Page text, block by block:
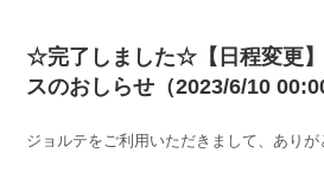
☆完了しました☆【日程変更
スのおしらせ（2023/6/10
ジョルテをご利用いただきまして、ありが